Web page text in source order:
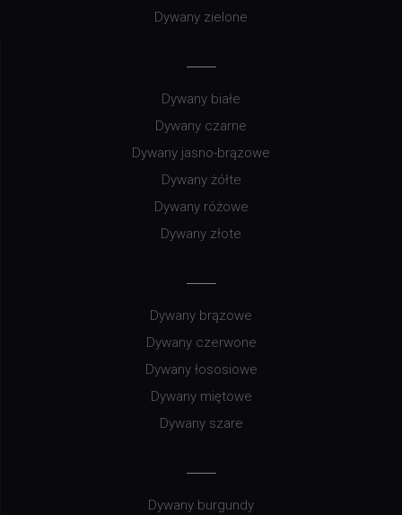
Dywany zielone
Dywany białe
Dywany czarne
Dywany jasno-brązowe
Dywany żółte
Dywany różowe
Dywany złote
Dywany brązowe
Dywany czerwone
Dywany łososiowe
Dywany miętowe
Dywany szare
Dywany burgundy